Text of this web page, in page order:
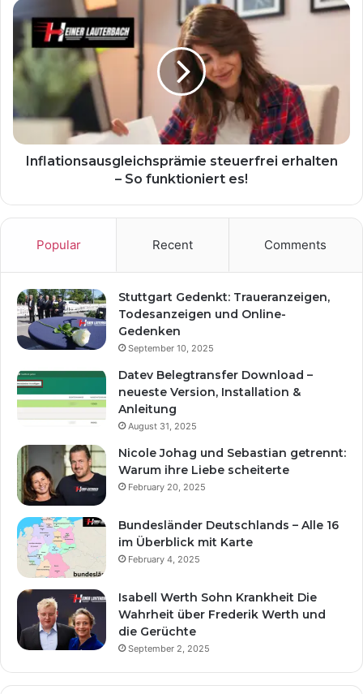
Inflationsausgleichsprämie steuerfrei erhalten
– So funktioniert es!
Popular Recent Comments
Stuttgart Gedenkt: Traueranzeigen,
Todesanzeigen und Online-
Gedenken
September 10, 2025
Datev Belegtransfer Download –
neueste Version, Installation &
Anleitung
August 31, 2025
Nicole Johag und Sebastian getrennt:
Warum ihre Liebe scheiterte
February 20, 2025
Bundesländer Deutschlands – Alle 16
im Überblick mit Karte
February 4, 2025
Isabell Werth Sohn Krankheit Die
Wahrheit über Frederik Werth und
die Gerüchte
September 2, 2025